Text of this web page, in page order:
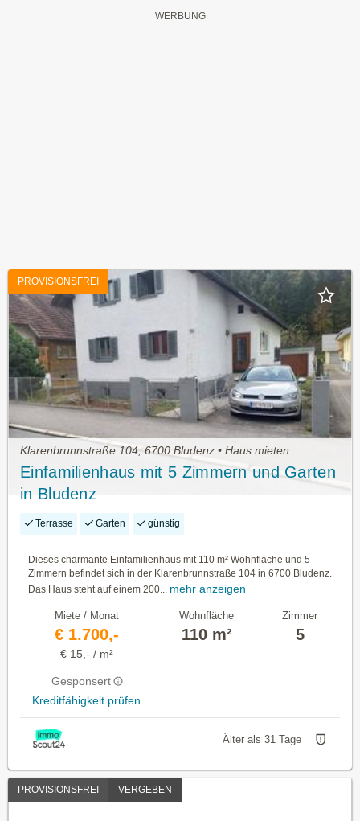
PROVISIONSFREI
Klarenbrunnstraße 104, 6700 Bludenz • Haus mieten
Einfamilienhaus mit 5 Zimmern und Garten
in Bludenz
Terrasse Garten günstig
Dieses charmante Einfamilienhaus mit 110 m² Wohnfläche und 5
Zimmern befindet sich in der Klarenbrunnstraße 104 in 6700 Bludenz.
Das Haus steht auf einem 200... mehr anzeigen
Miete / Monat
€ 1.700,-
€ 15,- / m²
Gesponsert
Kreditfähigkeit prüfen
Wohnfläche
110 m²
Zimmer
5
Älter als 31 Tage
PROVISIONSFREI VERGEBEN